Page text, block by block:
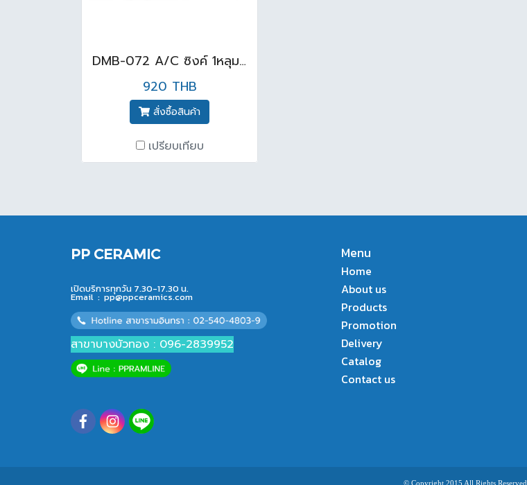
DMB-072 A/C ซิงค์ 1หลุมพร้อมที่พัก
920 THB
สั่งซื้อสินค้า
เปรียบเทียบ
PP CERAMIC
เปิดบริการทุกวัน 7.30-17.30 น.
Email : pp@ppceramics.com
สาขาบางบัวทอง : 096-2839952
Menu
Home
About us
Products
Promotion
Delivery
Catalog
Contact us
© Copyright 2015 All Rights Reserved.